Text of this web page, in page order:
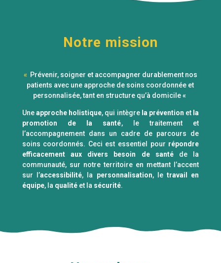
Notre mission
« Prévenir, soigner et accompagner durablement nos
patients avec une approche de soins coordonnée et
personnalisée, tant en structure qu’à domicile«
Uneapproche holistique, qui intègre la prévention et la
promotion de la santé, le traitement et
l’accompagnement dans un cadre de parcours de
soins coordonnés. Ceci est essentiel pour répondre
efficacement aux divers besoin de santéde la
communauté, sur notre territoire en mettant l’accent
sur l’accessibilité, la personnalisation, le travail en
équipe, la qualitéet la sécurité.